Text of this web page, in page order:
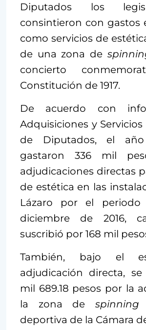
Diputados los
consintieron con gastos
como servicios de
de una zona de
concierto
Constitución de 1917.
De acuerdo con
Adquisiciones y Servicios
de Diputados, el
gastaron 336 mil
adjudicaciones directas
de estética en las
Lázaro por el
diciembre de 2016,
suscribió por 168 mil
También, bajo el
adjudicación directa, se
mil 689.18 pesos por la
la zona de spinning
deportiva de la Cámara